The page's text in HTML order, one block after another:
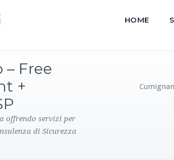
HOME
Free
+
offrendo servizi per
di Sicurezza